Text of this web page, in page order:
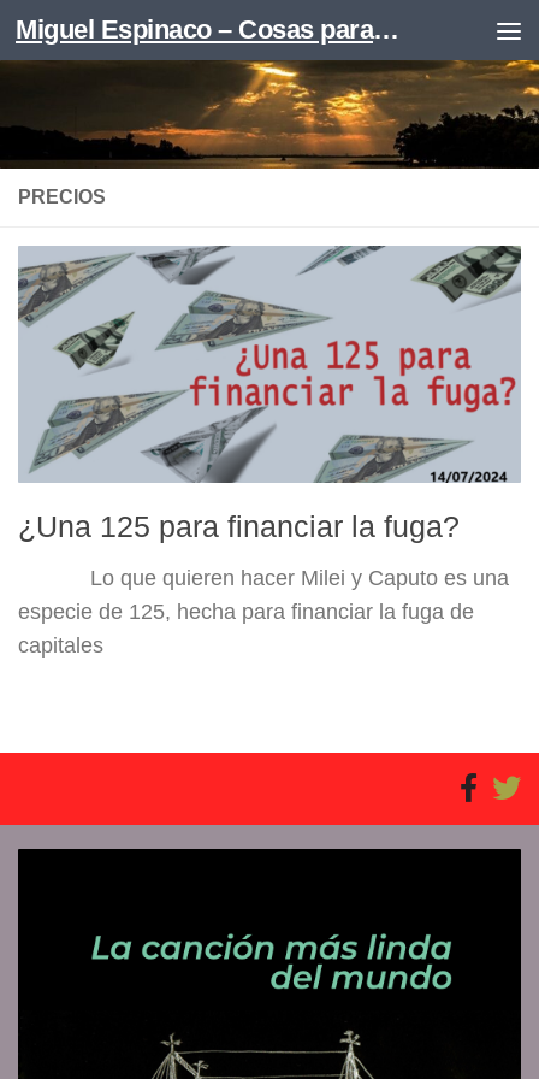
Skip to content Miguel Espinaco – Cosas para leer
PRECIOS
¿Una 125 para financiar la fuga?
Lo que quieren hacer Milei y Caputo es una
especie de 125, hecha para financiar la fuga de
capitales